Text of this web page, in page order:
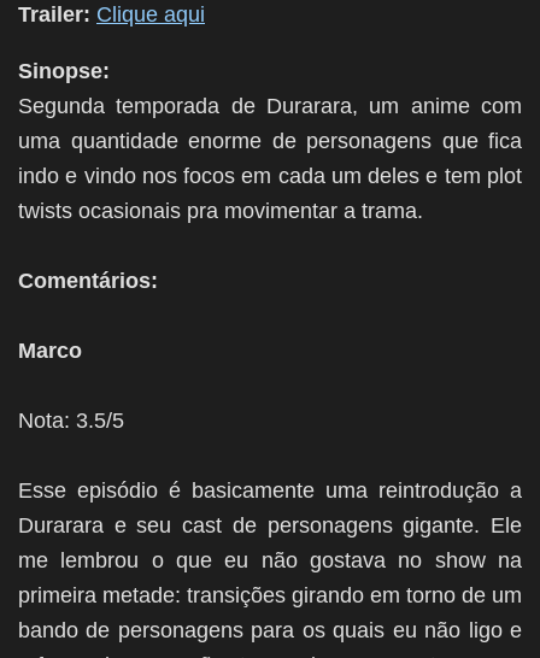
Trailer: Clique aqui
Sinopse:
Segunda temporada de Durarara, um anime com
uma quantidade enorme de personagens que fica
indo e vindo nos focos em cada um deles e tem plot
twists ocasionais pra movimentar a trama.
Comentários:
Marco
Nota: 3.5/5
Esse episódio é basicamente uma reintrodução a
Durarara e seu cast de personagens gigante. Ele
me lembrou o que eu não gostava no show na
primeira metade: transições girando em torno de um
bando de personagens para os quais eu não ligo e